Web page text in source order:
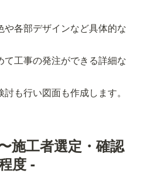
各部デザインなど具体的な
工事の発注ができる詳細な
も行い図面も作成します。
施工者選定・確認
度 -